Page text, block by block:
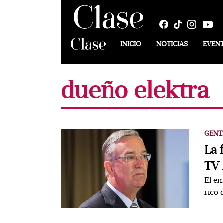
INICIO NOTICIAS
dueño elektra
La
TV
El
rico